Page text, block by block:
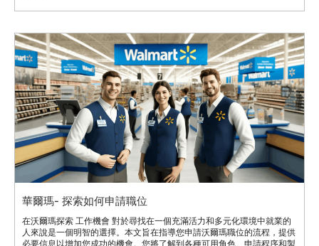
華爾瑪- 探索如何申請職位
在沃爾瑪探索 工作機會 對於尋找在一個充滿活力和多元化環境中就業的
人來說是一個明智的選擇。本文旨在指導您申請沃爾瑪職位的流程，提供
必要信息以增加您成功的機會。您將了解到各種可用角色、申請程序和製